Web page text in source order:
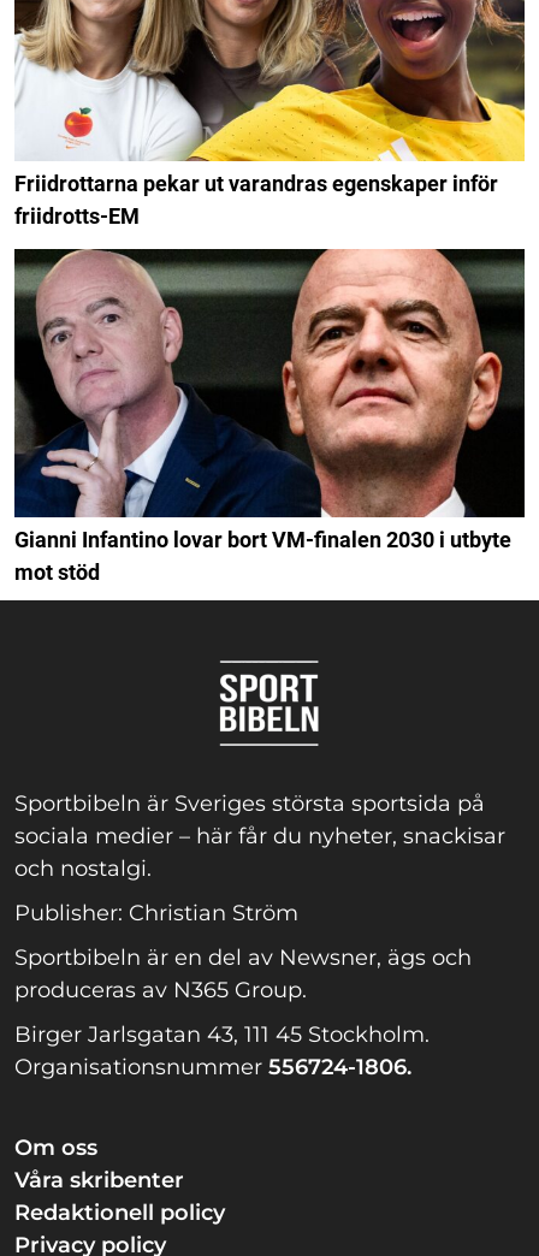
Friidrottarna pekar ut varandras egenskaper inför
friidrotts-EM
Gianni Infantino lovar bort VM-finalen 2030 i utbyte
mot stöd
Sportbibeln är Sveriges största sportsida på
sociala medier – här får du nyheter, snackisar
och nostalgi.
Publisher: Christian Ström
Sportbibeln är en del av Newsner, ägs och
produceras av N365 Group.
Birger Jarlsgatan 43, 111 45 Stockholm.
Organisationsnummer 556724-1806.
Om oss
Våra skribenter
Redaktionell policy
Privacy policy